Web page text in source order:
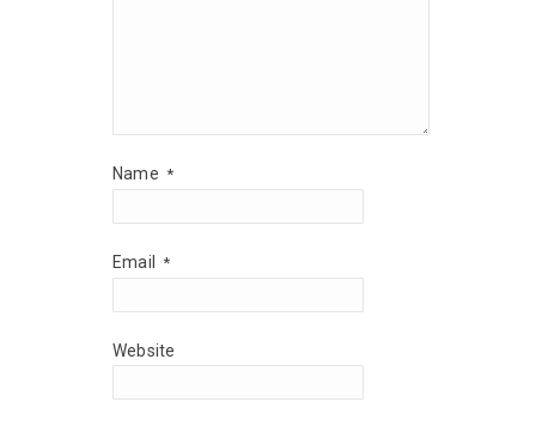
Name *
Email *
Website